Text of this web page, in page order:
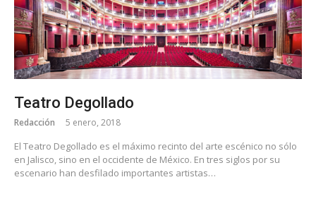
Teatro Degollado
Redacción 5 enero, 2018
El Teatro Degollado es el máximo recinto del arte escénico no sólo
en Jalisco, sino en el occidente de México. En tres siglos por su
escenario han desfilado importantes artistas…